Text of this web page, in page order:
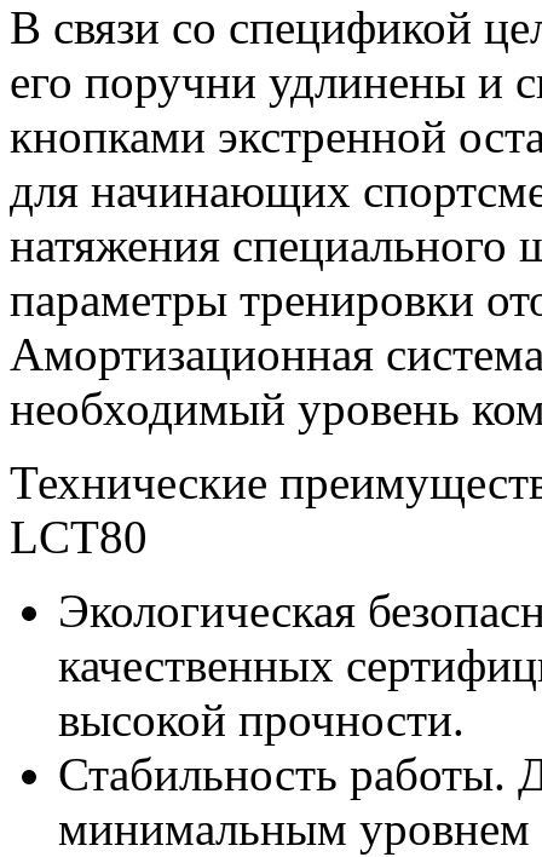
В связи со спецификой
его поручни удлинены и
кнопками экстренной
для начинающих
натяжения специального
параметры тренировки
Амортизационная
необходимый уровень
Технические
LCT80
Экологическая
качественных
высокой прочности.
Стабильность работы.
минимальным уровнем